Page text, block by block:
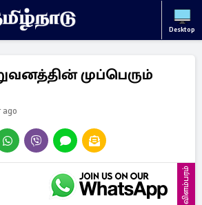
Desktop
முப்பெரும்
ago
விளம்பரம்